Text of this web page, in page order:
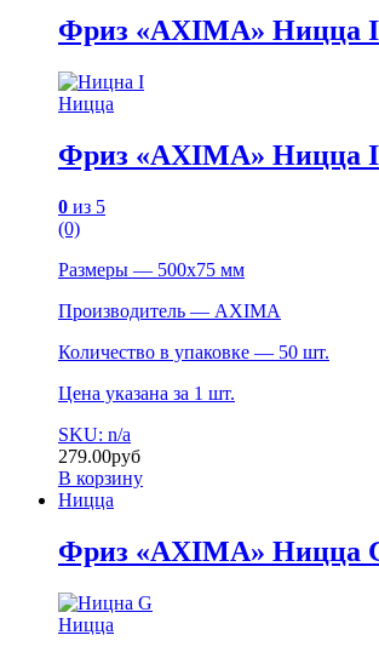
Фриз «AXIMA» Ницца I
Ницца
Фриз «AXIMA» Ницца I
0 из 5
(0)
Размеры — 500х75 мм
Производитель — AXIMA
Количество в упаковке — 50 шт.
Цена указана за 1 шт.
SKU: n/a
279.00руб
В корзину
Ницца
Фриз «AXIMA» Ницца
Ницца